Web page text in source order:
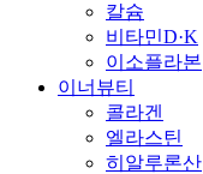
칼슘
비타민D·K
이소플라본
이너뷰티
콜라겐
엘라스틴
히알루론산